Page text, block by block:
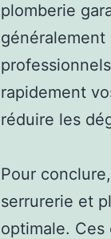
plomberie
rapidement
réduire les
Pour
serrurerie et
optimale.